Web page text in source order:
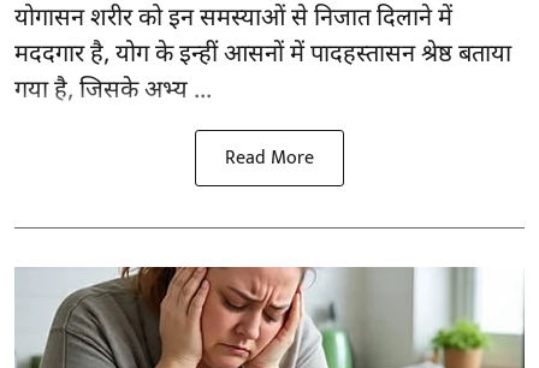
योगासनशरीर को इन समस्याओं से निजात दिलाने में
मददगार है, योग के इन्हीं आसनों में पादहस्तासन श्रेष्ठ बताया
गया है, जिसके अभ्य ...
Read More